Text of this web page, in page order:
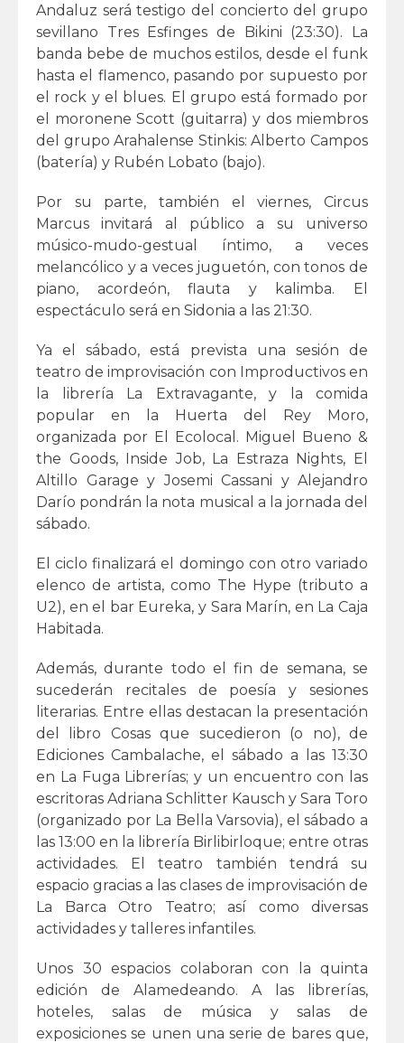
Andaluz será testigo del concierto del grupo
sevillano Tres Esfinges de Bikini (23:30). La
banda bebe de muchos estilos, desde el funk
hasta el flamenco, pasando por supuesto por
el rock y el blues. El grupo está formado por
el moronene Scott (guitarra) y dos miembros
del grupo Arahalense Stinkis: Alberto Campos
(batería) y Rubén Lobato (bajo).
Por su parte, también el viernes, Circus
Marcus invitará al público a su universo
músico-mudo-gestual íntimo, a veces
melancólico y a veces juguetón, con tonos de
piano, acordeón, flauta y kalimba. El
espectáculo será en Sidonia a las 21:30.
Ya el sábado, está prevista una sesión de
teatro de improvisación con Improductivos en
la librería La Extravagante, y la comida
popular en la Huerta del Rey Moro,
organizada por El Ecolocal. Miguel Bueno &
the Goods, Inside Job, La Estraza Nights, El
Altillo Garage y Josemi Cassani y Alejandro
Darío pondrán la nota musical a la jornada del
sábado.
El ciclo finalizará el domingo con otro variado
elenco de artista, como The Hype (tributo a
U2), en el bar Eureka, y Sara Marín, en La Caja
Habitada.
Además, durante todo el fin de semana, se
sucederán recitales de poesía y sesiones
literarias. Entre ellas destacan la presentación
del libro Cosas que sucedieron (o no), de
Ediciones Cambalache, el sábado a las 13:30
en La Fuga Librerías; y un encuentro con las
escritoras Adriana Schlitter Kausch y Sara Toro
(organizado por La Bella Varsovia), el sábado a
las 13:00 en la librería Birlibirloque; entre otras
actividades. El teatro también tendrá su
espacio gracias a las clases de improvisación de
La Barca Otro Teatro; así como diversas
actividades y talleres infantiles.
Unos 30 espacios colaboran con la quinta
edición de Alamedeando. A las librerías,
hoteles, salas de música y salas de
exposiciones se unen una serie de bares que,